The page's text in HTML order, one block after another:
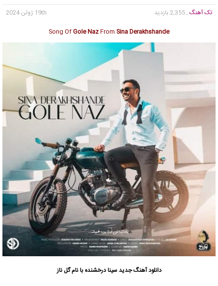
تک آهنگ , 2,355 بازدید
19th ژوئن 2024
Song OfGole NazFrom Sina Derakhshande
دانلود آهنگ جدیدسینا درخشنده با نام گل ناز